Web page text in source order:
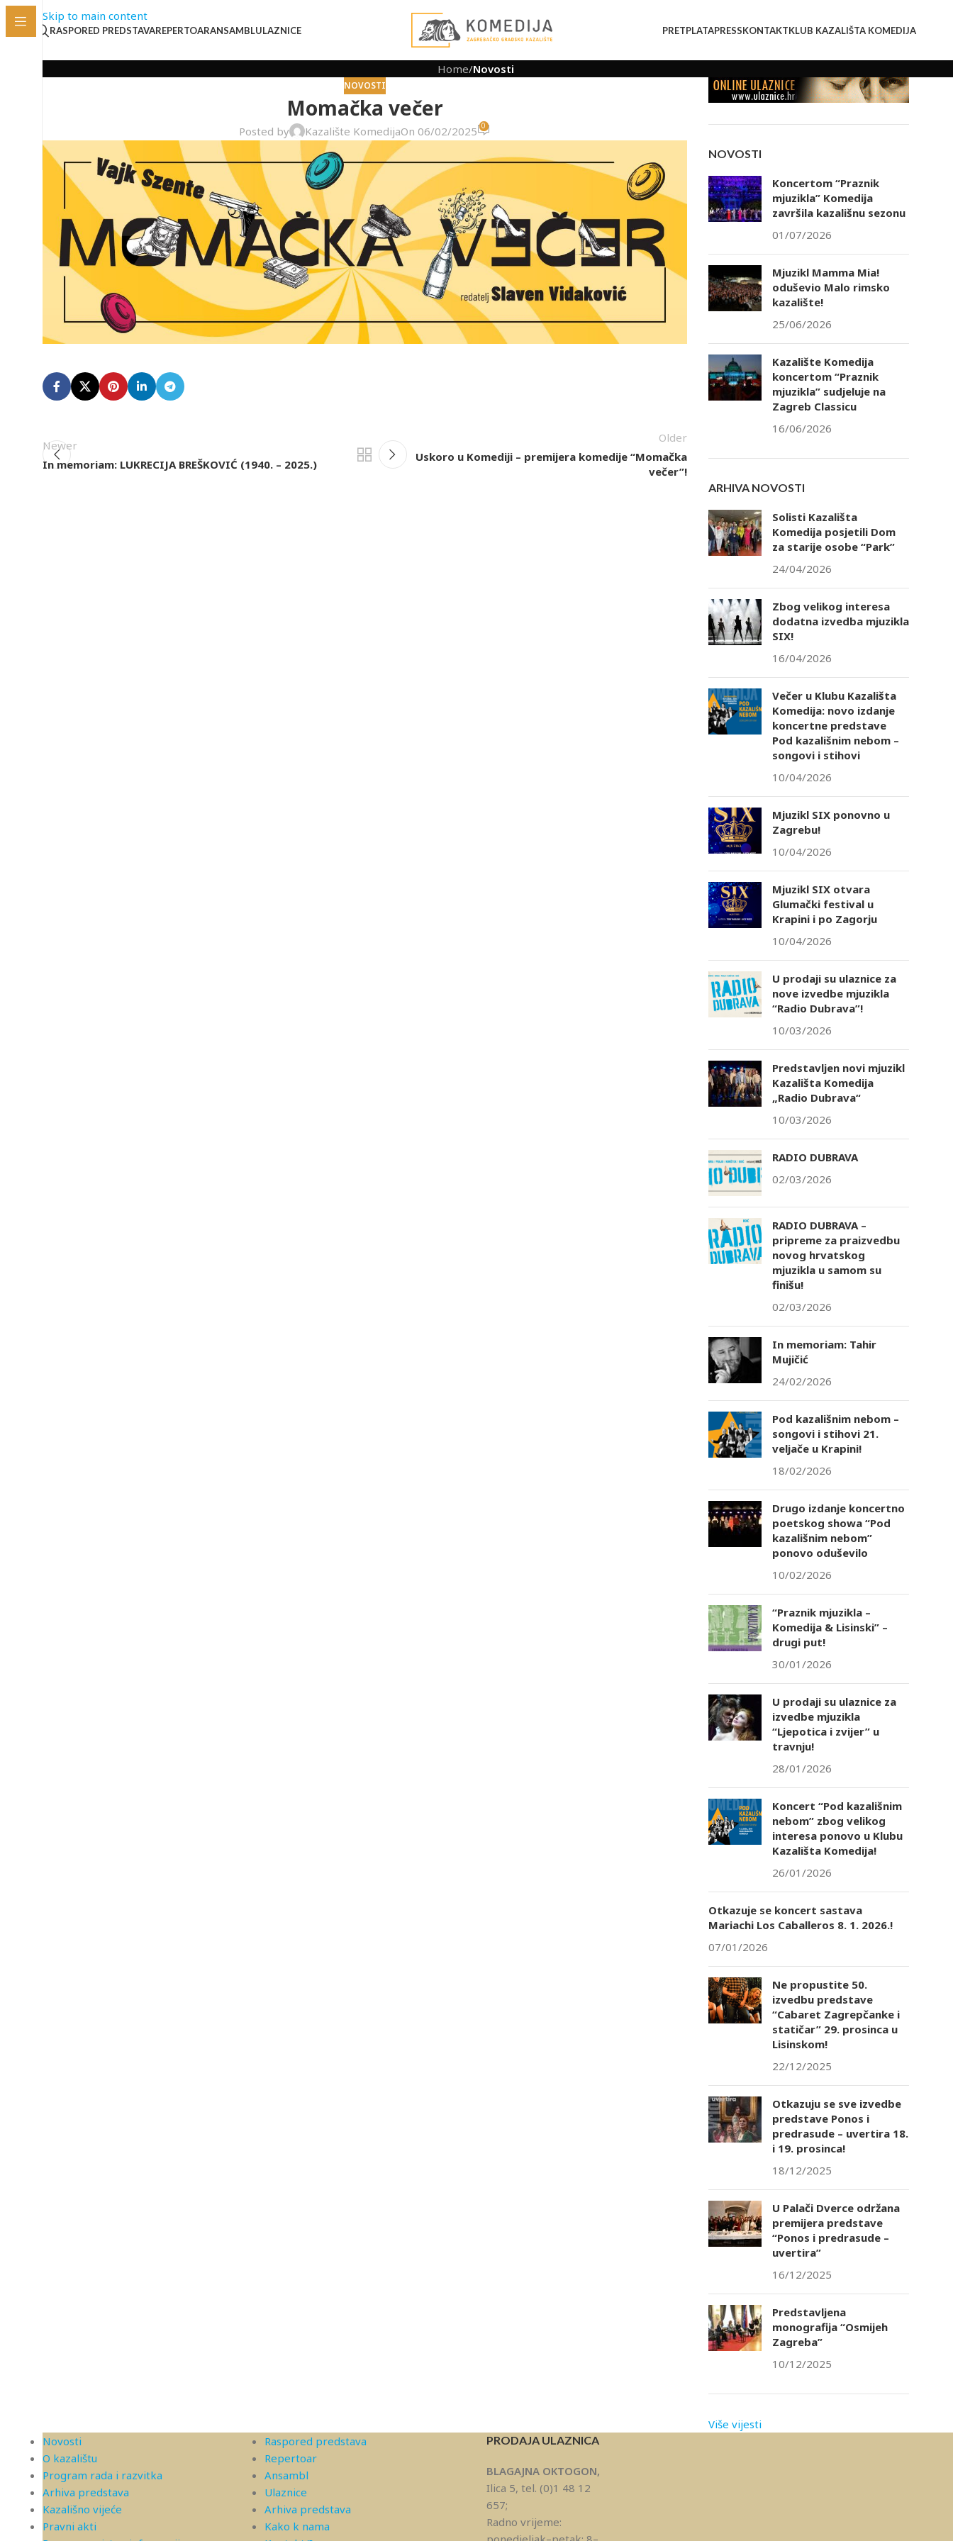
Skip to main content
RASPORED PREDSTAVAREPERTOARANSAMBLULAZNICE PRETPLATAPRESSKONTAKTKLUB KAZALIŠTA KOMEDIJA
Home/Novosti
NOVOSTI
Momačka večer
Posted by Kazalište KomedijaOn 06/02/2025 0
Newer
In memoriam: LUKRECIJA BREŠKOVIĆ (1940. – 2025.)
Older
Uskoro u Komediji – premijera komedije “Momačka
večer”!
NOVOSTI
Koncertom “Praznik
mjuzikla” Komedija
završila kazališnu sezonu
01/07/2026
Mjuzikl Mamma Mia!
oduševio Malo rimsko
kazalište!
25/06/2026
Kazalište Komedija
koncertom “Praznik
mjuzikla” sudjeluje na
Zagreb Classicu
16/06/2026
ARHIVA NOVOSTI
Solisti Kazališta
Komedija posjetili Dom
za starije osobe “Park”
24/04/2026
Zbog velikog interesa
dodatna izvedba mjuzikla
SIX!
16/04/2026
Večer u Klubu Kazališta
Komedija: novo izdanje
koncertne predstave
Pod kazališnim nebom –
songovi i stihovi
10/04/2026
Mjuzikl SIX ponovno u
Zagrebu!
10/04/2026
Mjuzikl SIX otvara
Glumački festival u
Krapini i po Zagorju
10/04/2026
U prodaji su ulaznice za
nove izvedbe mjuzikla
“Radio Dubrava”!
10/03/2026
Predstavljen novi mjuzikl
Kazališta Komedija
„Radio Dubrava“
10/03/2026
RADIO DUBRAVA
02/03/2026
RADIO DUBRAVA –
pripreme za praizvedbu
novog hrvatskog
mjuzikla u samom su
finišu!
02/03/2026
In memoriam: Tahir
Mujičić
24/02/2026
Pod kazališnim nebom –
songovi i stihovi 21.
veljače u Krapini!
18/02/2026
Drugo izdanje koncertno
poetskog showa “Pod
kazališnim nebom”
ponovo oduševilo
10/02/2026
“Praznik mjuzikla –
Komedija & Lisinski” –
drugi put!
30/01/2026
U prodaji su ulaznice za
izvedbe mjuzikla
“Ljepotica i zvijer” u
travnju!
28/01/2026
Koncert “Pod kazališnim
nebom” zbog velikog
interesa ponovo u Klubu
Kazališta Komedija!
26/01/2026
Otkazuje se koncert sastava
Mariachi Los Caballeros 8. 1. 2026.!
07/01/2026
Ne propustite 50.
izvedbu predstave
“Cabaret Zagrepčanke i
statičar” 29. prosinca u
Lisinskom!
22/12/2025
Otkazuju se sve izvedbe
predstave Ponos i
predrasude – uvertira 18.
i 19. prosinca!
18/12/2025
U Palači Dverce održana
premijera predstave
“Ponos i predrasude –
uvertira”
16/12/2025
Predstavljena
monografija “Osmijeh
Zagreba”
10/12/2025
Više vijesti
Novosti
O kazalištu
Program rada i razvitka
Arhiva predstava
Kazališno vijeće
Pravni akti
Raspored predstava
Repertoar
Ansambl
Ulaznice
Arhiva predstava
Kako k nama
PRODAJA ULAZNICA
BLAGAJNA OKTOGON,
Ilica 5, tel. (0)1 48 12
657;
Radno vrijeme: